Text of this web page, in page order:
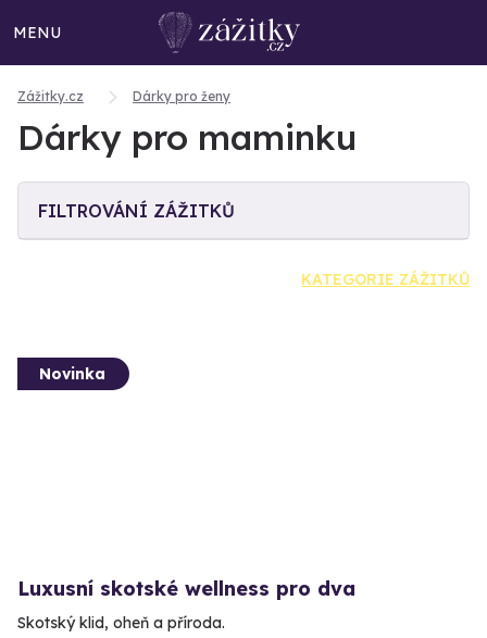
MENU
Zážitky.cz Dárky pro ženy
Dárky pro maminku
FILTROVÁNÍ ZÁŽITKŮ
KATEGORIE ZÁŽITKŮ
Novinka
Luxusní skotské wellness pro dva
Skotský klid, oheň a příroda.